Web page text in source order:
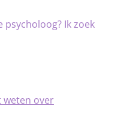
psycholoog? Ik zoek
weten over